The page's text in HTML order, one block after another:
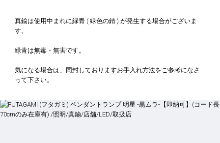
真鍮は使用中まれに緑青 ( 緑色の錆 ) が発生する場合がございま
す。
緑青は無毒・無害です。
気になる場合は、同封しておりますお手入れ方法をご参考になさ
って下さい。